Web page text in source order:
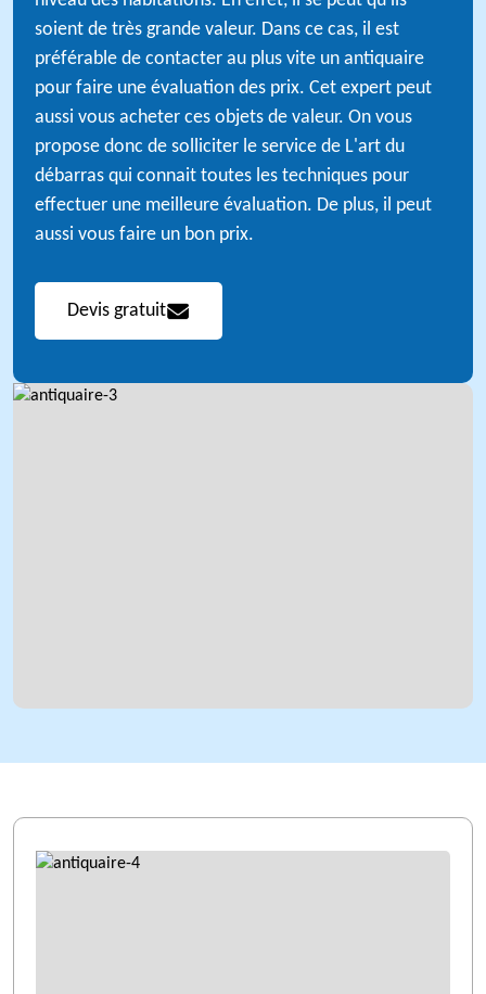
soient de très grande valeur. Dans ce cas, il est
préférable de contacter au plus vite un antiquaire
pour faire une évaluation des prix. Cet expert peut
aussi vous acheter ces objets de valeur. On vous
propose donc de solliciter le service de L'art du
débarras qui connait toutes les techniques pour
effectuer une meilleure évaluation. De plus, il peut
aussi vous faire un bon prix.
Devis gratuit